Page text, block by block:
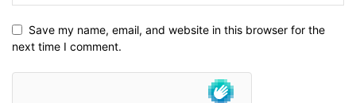
Save my name, email, and website in this browser for the
next time I comment.